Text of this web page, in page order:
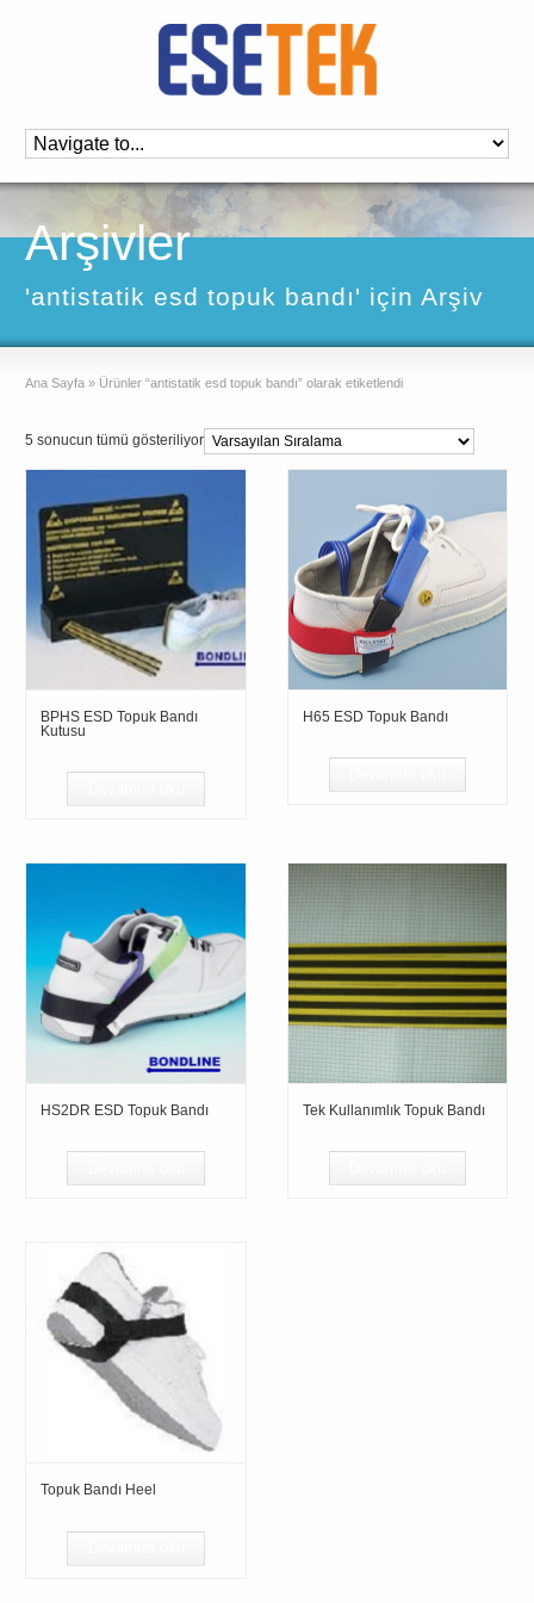
Arşivler
'antistatik esd topuk bandı' için Arşiv
Ana Sayfa » Ürünler “antistatik esd topuk bandı” olarak etiketlendi
5 sonucun tümü gösteriliyor
BPHS ESD Topuk Bandı
Kutusu
H65 ESD Topuk Bandı
HS2DR ESD Topuk Bandı Tek Kullanımlık Topuk Bandı
Topuk Bandı Heel